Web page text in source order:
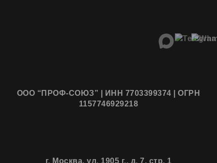
ООО “ПРОФ-СОЮЗ” | ИНН 7703399374 | ОГРН
1157746929218
г. Москва, ул. 1905 г., д. 7, стр. 1